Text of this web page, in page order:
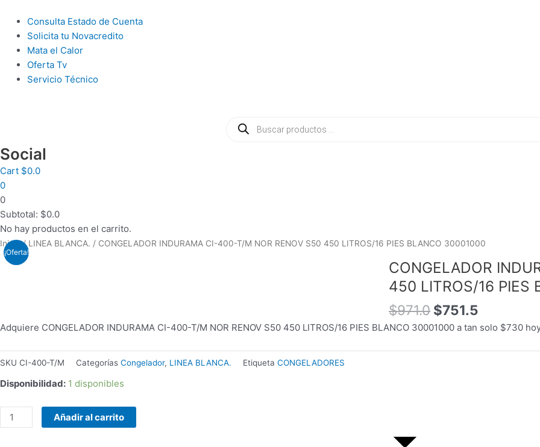
contenido
Main
Menu
Consulta Estado de Cuenta
Solicita tu Novacredito
Mata el Calor
Oferta Tv
Servicio Técnico
productos
Social
Cart $0.0
0
0
Subtotal: $0.0
No hay productos en el carrito.
Inicio/LINEA BLANCA. / CONGELADOR INDURAMA CI-400-T/M NOR RENOV S50 450 LITROS/16 PIES BLANCO 30001000
¡Oferta!
CONGELADOR
450 LITROS/16 PIES
$971.0
El
original
era:
$971.0.
$751.5
El
actual
es:
Adquiere CONGELADOR INDURAMA CI-400-T/M NOR RENOV S50 450 LITROS/16 PIES BLANCO 30001000 a tan solo $730
SKU CI-400-T/M Categorías Congelador, LINEA BLANCA. Etiqueta CONGELADORES
Disponibilidad: 1 disponibles
PARLANTES
WOOU
25-
PORTABLE
COLORES
Añadir al carrito